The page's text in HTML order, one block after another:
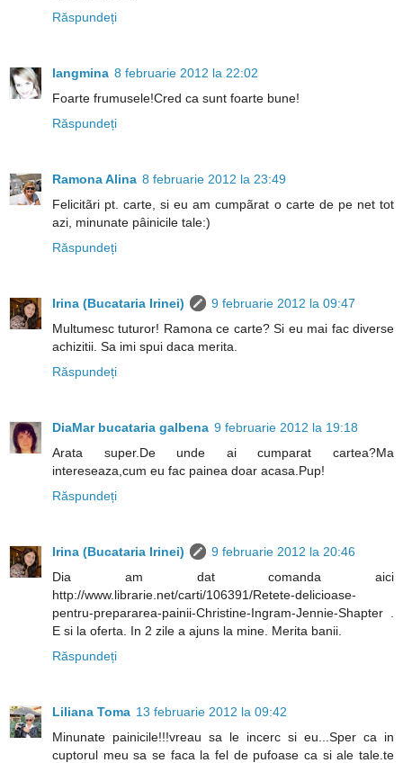
Răspundeți
langmina 8 februarie 2012 la 22:02
Foarte frumusele!Cred ca sunt foarte bune!
Răspundeți
Ramona Alina 8 februarie 2012 la 23:49
Felicitãri pt. carte, si eu am cumpãrat o carte de pe net tot
azi, minunate pâinicile tale:)
Răspundeți
Irina (Bucataria Irinei)
9 februarie 2012 la 09:47
Multumesc tuturor! Ramona ce carte? Si eu mai fac diverse
achizitii. Sa imi spui daca merita.
Răspundeți
DiaMar bucataria galbena 9 februarie 2012 la 19:18
Arata super.De unde ai cumparat cartea?Ma
intereseaza,cum eu fac painea doar acasa.Pup!
Răspundeți
Irina (Bucataria Irinei)
9 februarie 2012 la 20:46
Dia am dat comanda aici
http://www.librarie.net/carti/106391/Retete-delicioase-
pentru-prepararea-painii-Christine-Ingram-Jennie-Shapter .
E si la oferta. In 2 zile a ajuns la mine. Merita banii.
Răspundeți
Liliana Toma 13 februarie 2012 la 09:42
Minunate painicile!!!vreau sa le incerc si eu...Sper ca in
cuptorul meu sa se faca la fel de pufoase ca si ale tale.te